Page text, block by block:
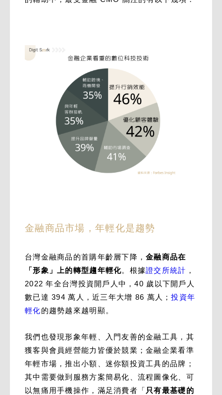
金融商品市場，年輕化是趨勢
台灣金融商品的首購年齡層下降，金融商品在
「形象」上的轉型趨年輕化。根據證交所統計 ，
2022 年全台灣投資開戶人中，40 歲以下開戶人
數已達 394 萬人，近三年大增 86 萬人；投資年
輕化的趨勢越來越明顯。
我們也發現形象年輕、入門友善的金融工具，其
獲客與會員經營能力皆優於競業；金融企業看準
年輕市場，推出小額、迷你額投資工具的品牌；
其中需要做到服務方案簡易化、流程圖像化、可
以無痛用手機操作，滿足消費者「 只有最基礎的